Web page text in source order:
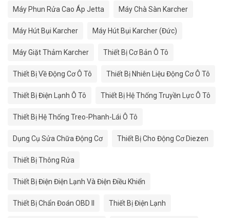
Máy Phun Rửa Cao Áp Jetta Máy Chà Sàn Karcher
Máy Hút Bụi Karcher Máy Hút Bụi Karcher (Đức)
Máy Giặt Thảm Karcher Thiết Bị Cơ Bản Ô Tô
Thiết Bị Về Động Cơ Ô Tô Thiết Bị Nhiên Liệu Động Cơ Ô Tô
Thiết Bị Điện Lạnh Ô Tô Thiết Bị Hệ Thống Truyền Lực Ô Tô
Thiết Bị Hệ Thống Treo-Phanh-Lái Ô Tô
Dụng Cụ Sửa Chữa Động Cơ Thiết Bị Cho Động Cơ Diezen
Thiết Bị Thông Rửa
Thiết Bị Điện Điện Lạnh Và Điện Điều Khiển
Thiết Bị Chẩn Đoán OBD II Thiết Bị Điện Lạnh